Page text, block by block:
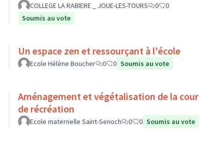
COLLEGE LA RABIERE _ JOUE-LES-TOURS 0
0
Soumis au vote
Un espace zen et ressourçant à l'école
Ecole Hélène Boucher 0 0 Soumis au vote
Aménagement et végétalisation de la cour
de récréation
Ecole maternelle Saint-Senoch 0 0 Soumis au vote